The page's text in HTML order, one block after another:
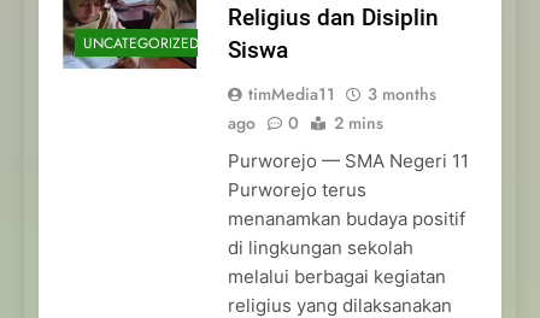
UNCATEGORIZED
Religius dan Disiplin
Siswa
timMedia11
3 months
ago
0 2 mins
Purworejo — SMA Negeri 11
Purworejo terus
menanamkan budaya positif
di lingkungan sekolah
melalui berbagai kegiatan
religius yang dilaksanakan